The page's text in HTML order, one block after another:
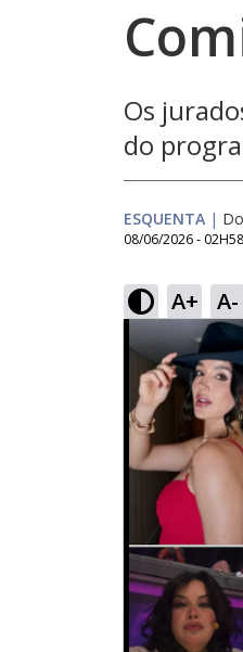
Os
do
ESQUENTA |
08/06/2026 - 02H58
A+ A-